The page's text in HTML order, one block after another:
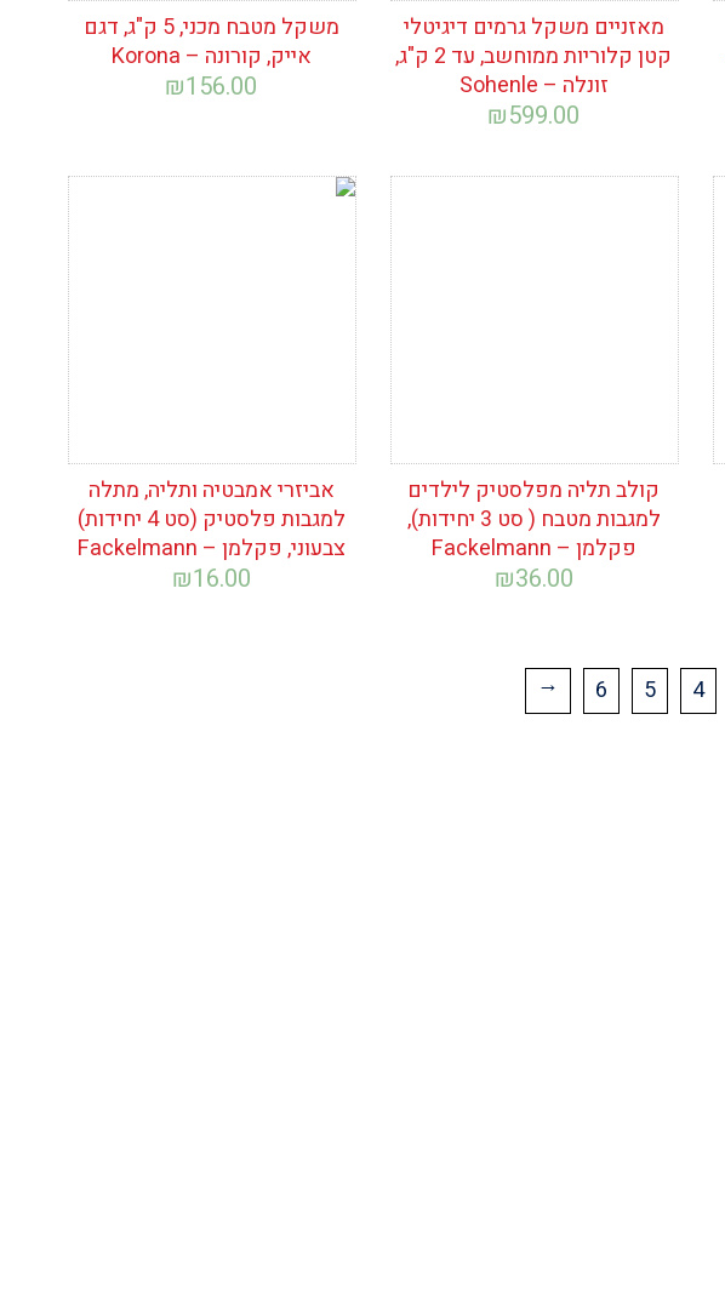
מאזניים משקל גרמים דיגיטלי
קטן קלוריות ממוחשב, עד 2 ק"ג,
זונלה – Sohenle
₪599.00
משקל מטבח מכני, 5 ק"ג, דגם
אייק, קורונה – Korona
₪156.00
קולב תליה מפלסטיק לילדים
למגבות מטבח ( סט 3 יחידות),
פקלמן – Fackelmann
₪36.00
אביזרי אמבטיה ותליה, מתלה
למגבות פלסטיק (סט 4 יחידות)
צבעוני, פקלמן – Fackelmann
₪16.00
4
5
6
←